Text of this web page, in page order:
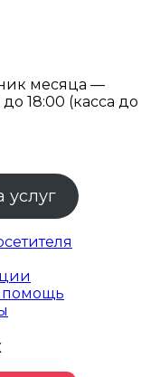
месяца —
18:00 (касса до
услуг
помощь